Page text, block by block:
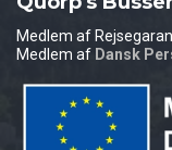
Medlem af
Medlem af Dansk